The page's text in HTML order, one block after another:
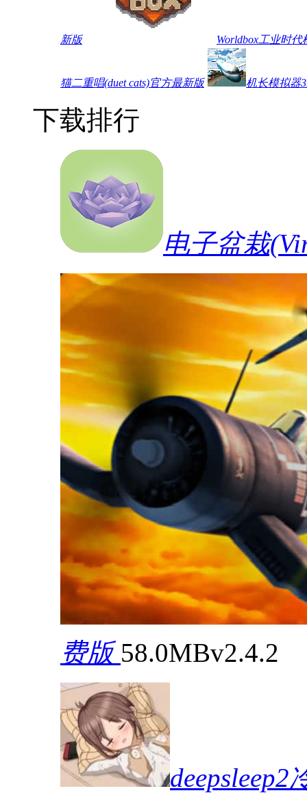
新版 Worldbox工业时
猫二重唱(duet cats)官方最新版 机长模拟器
下载排行
电子盆栽
费版 58.0MBv2.4.2
deepsleep2